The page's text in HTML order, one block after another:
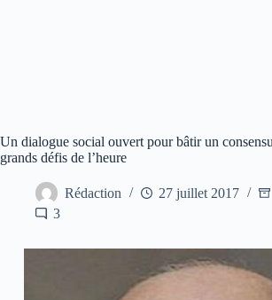
Un dialogue social ouvert pour bâtir un
grands défis de l’heure
Rédaction 27 juillet 2017
3